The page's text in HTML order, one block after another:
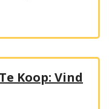
Koop: Vind